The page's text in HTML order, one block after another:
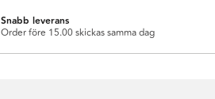
Snabb leverans
Order före 15.00 skickas samma dag